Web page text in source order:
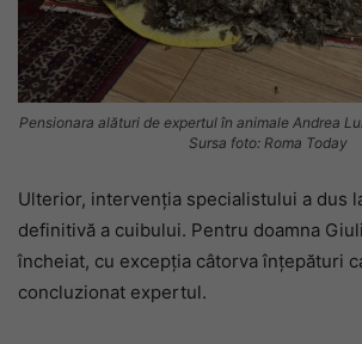
Pensionara alături de expertul în animale Andrea
Sursa foto: Roma Today
Ulterior, intervenția specialistului a dus
definitivă a cuibului. Pentru doamna
încheiat, cu excepția câtorva înțepături
concluzionat expertul.